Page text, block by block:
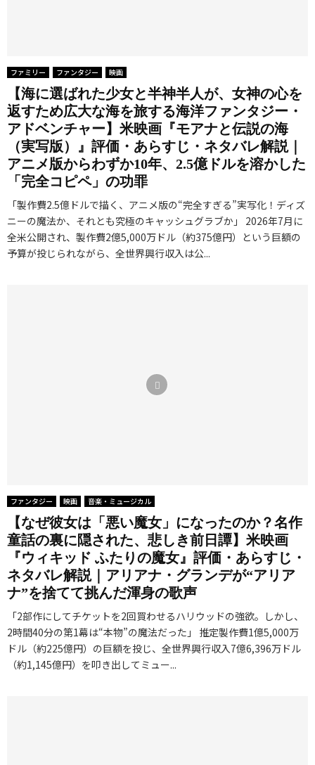
ファミリー ファンタジー 映画
【海に選ばれた少女と半神半人が、女神の心を
返すため広大な海を旅する海洋ファンタジー・
アドベンチャー】米映画『モアナと伝説の海
（実写版）』評価・あらすじ・ネタバレ解説｜
アニメ版からわずか10年、2.5億ドルを溶かした
「完全コピペ」の功罪
「製作費2.5億ドルで描く、アニメ版の“完全すぎる”実写化！ディズ
ニーの魔法か、それとも究極のキャッシュグラブか」 2026年7月に
全米公開され、製作費2億5,000万ドル（約375億円）という巨額の
予算が投じられながら、全世界興行収入は公...
ファンタジー 映画 音楽・ミュージカル
【なぜ彼女は「悪い魔女」になったのか？名作
童話の裏に隠された、悲しき前日譚】米映画
『ウィキッド ふたりの魔女』評価・あらすじ・
ネタバレ解説｜アリアナ・グランデが“アリア
ナ”を捨てて挑んだ渾身の歌声
「2部作にしてチケットを2回買わせるハリウッドの強欲。しかし、
2時間40分の第1幕は“本物”の魔法だった」 推定製作費1億5,000万
ドル（約225億円）の巨額を投じ、全世界興行収入7億6,396万ドル
（約1,145億円）を叩き出してミュー...